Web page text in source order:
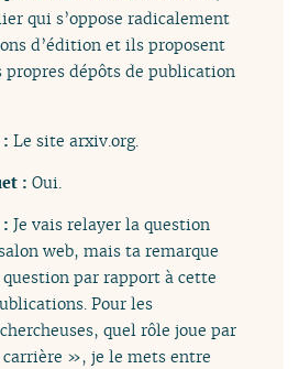
qui s’oppose radicalement
d’édition et ils proposent
dépôts de publication
:Le site arxiv.org.
:Oui.
:Je vais relayer la question
web, mais ta remarque
par rapport à cette
Pour les
quel rôle joue par
», je le mets entre